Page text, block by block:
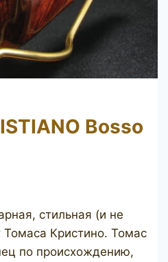
Bosso
стильная (и не
Томаса Кристино. Томас
по происхождению,